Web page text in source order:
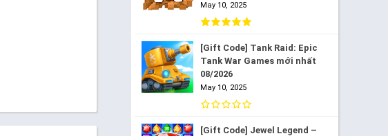
May 10, 2025
[Gift Code] Tank Raid: Epic
Tank War Games mới nhất
08/2026
May 10, 2025
[Gift Code] Jewel Legend –